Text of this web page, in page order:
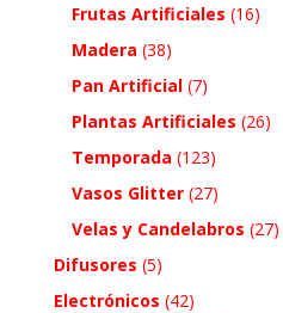
Frutas Artificiales (16)
Madera (38)
Pan Artificial (7)
Plantas Artificiales (26)
Temporada (123)
Vasos Glitter (27)
Velas y Candelabros (27)
Difusores (5)
Electrónicos (42)